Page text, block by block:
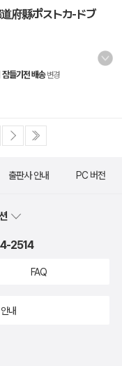
府縣ポストカ-ドブ
잠들기전 배송 변경
출판사 안내 PC 버전
2514
FAQ
내